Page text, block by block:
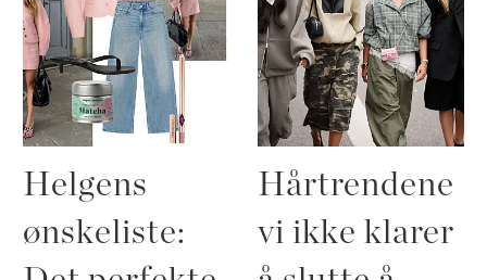
Helgens
ønskeliste:
Hårtrendene
vi ikke klarer